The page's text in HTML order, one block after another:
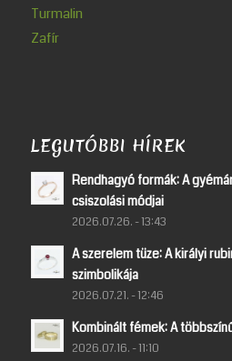
Turmalin
Zafír
LEGUTÓBBI HÍREK
Rendhagyó formák: A
csiszolási módjai
2026.07.26. - 13:43
A szerelem tüze: A királyi
szimbolikája
2026.07.21. - 12:46
Kombinált fémek: A
2026.07.16. - 11:10